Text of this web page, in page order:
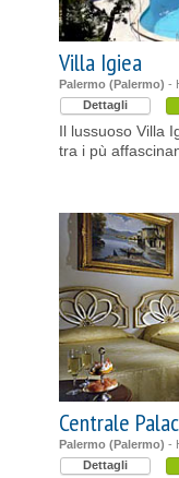
Villa Igiea
Palermo (Palermo) -
Dettagli
Il lussuoso Villa
tra i pù
Centrale
Palermo (Palermo) -
Dettagli